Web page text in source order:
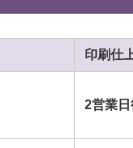
印刷仕
2営業